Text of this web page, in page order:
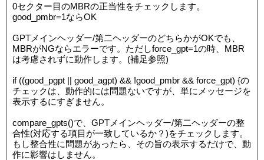
0セクター目のMBRの正当性をチェックします。
good_pmbr=1ならOK
GPTメインヘッダー/第二ヘッダーのどちらかがOKでも、
MBRがNGならエラーです。ただしforce_gpt=1の時、MBR
は考慮されずに動作します。(補足参照)
if ((good_pgpt || good_agpt) && !good_pmbr && force_gpt) {の
チェックは、動作的には問題ないですが、単にメッセージを
表示するにすぎません。
compare_gpts()で、GPTメインヘッダー/第二ヘッダーの整
合性(対応する項目が一致しているか？)をチェックします。
もし整合性に問題があったら、その旨の表示するだけで、動
作に影響はしません。